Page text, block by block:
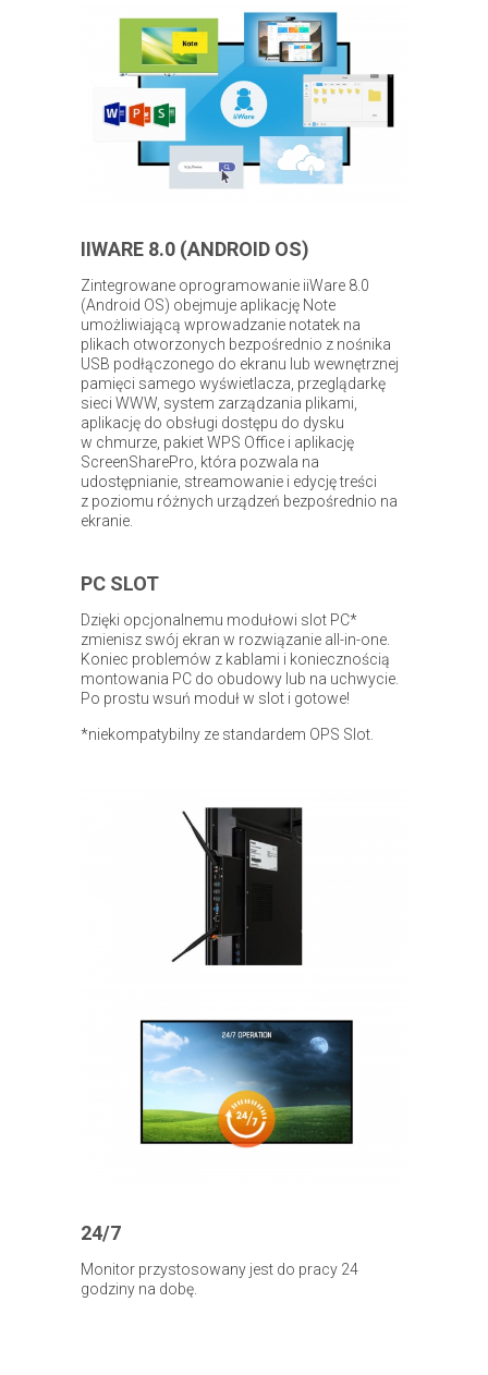
IIWARE 8.0 (ANDROID OS)
Zintegrowane oprogramowanie iiWare 8.0
(Android OS) obejmuje aplikację Note
umożliwiającą wprowadzanie notatek na
plikach otworzonych bezpośrednio z nośnika
USB podłączonego do ekranu lub wewnętrznej
pamięci samego wyświetlacza, przeglądarkę
sieci WWW, system zarządzania plikami,
aplikację do obsługi dostępu do dysku
w chmurze, pakiet WPS Office i aplikację
ScreenSharePro, która pozwala na
udostępnianie, streamowanie i edycję treści
z poziomu różnych urządzeń bezpośrednio na
ekranie.
PC SLOT
Dzięki opcjonalnemu modułowi slot PC*
zmienisz swój ekran w rozwiązanie all-in-one.
Koniec problemów z kablami i koniecznością
montowania PC do obudowy lub na uchwycie.
Po prostu wsuń moduł w slot i gotowe!
*niekompatybilny ze standardem OPS Slot.
24/7
Monitor przystosowany jest do pracy 24
godziny na dobę.